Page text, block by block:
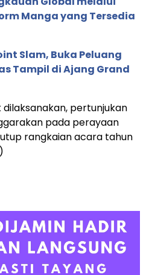
Manga yang Tersedia
Slam, Buka Peluang
Tampil di Ajang Grand
pertunjukan
pada perayaan
rangkaian acara tahun